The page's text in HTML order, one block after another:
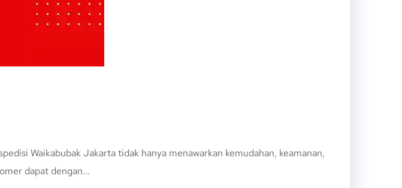
Waikabubak Jakarta tidak hanya menawarkan kemudahan, keamanan,
dapat dengan...